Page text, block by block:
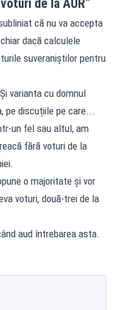
de la AUR”
că nu va accepta
dacă calculele
suveraniștilor pentru
varianta cu domnul
pe discuțiile pe care...
un fel sau altul, am
fără voturi de la
o majoritate și vor
voturi, două-trei de la
aud întrebarea asta.